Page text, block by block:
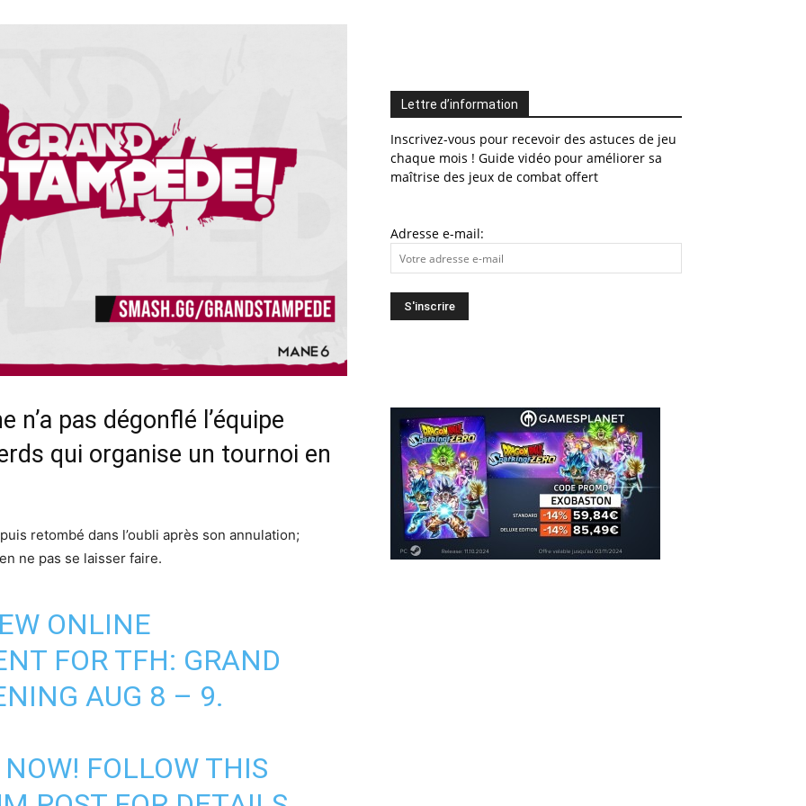
n’a pas dégonflé l’équipe
qui organise un tournoi en
retombé dans l’oubli après son annulation;
ne pas se laisser faire.
ONLINE
FOR TFH: GRAND
AUG 8 – 9.
FOLLOW THIS
Lettre d’information
Inscrivez-vous pour recevoir des astuces de jeu
chaque mois ! Guide vidéo pour améliorer sa
maîtrise des jeux de combat offert
Adresse e-mail: